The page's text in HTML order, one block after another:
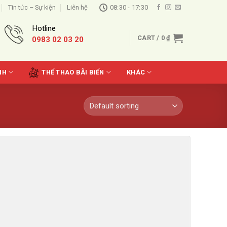
Tin tức – Sự kiện Liên hệ 08:30 - 17:30
Hotline
0983 02 03 20
CART / 0₫
THỂ THAO BÃI BIỂN KHÁC